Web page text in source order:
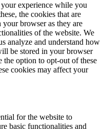
experience while you
the cookies that are
your browser as they are
of the website. We
analyze and understand how
be stored in your browser
the option to opt-out of these
cookies may affect your
for the website to
basic functionalities and